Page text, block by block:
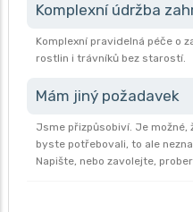
Komplexní údržba
Komplexní pravidelná péče o
rostlin i trávníků bez starostí.
Mám jiný požadavek
Jsme přizpůsobiví. Je možné,
byste potřebovali, to ale
Napište, nebo zavolejte,